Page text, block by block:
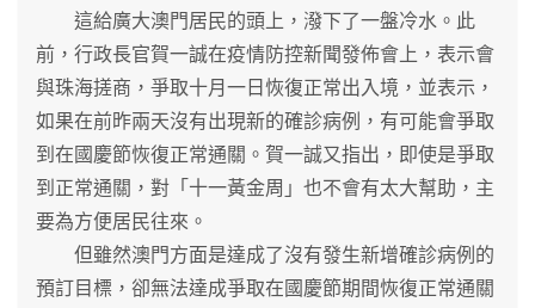
這給廣大澳門居民的頭上，潑下了一盤冷水。此
前，行政長官賀一誠在疫情防控新聞發佈會上，表示會
與珠海搓商，爭取十月一日恢復正常出入境，並表示，
如果在前昨兩天沒有出現新的確診病例，有可能會爭取
到在國慶節恢復正常通關。賀一誠又指出，即使是爭取
到正常通關，對「十一黃金周」也不會有太大幫助，主
要為方便居民往來。
但雖然澳門方面是達成了沒有發生新增確診病例的
預訂目標，卻無法達成爭取在國慶節期間恢復正常通關